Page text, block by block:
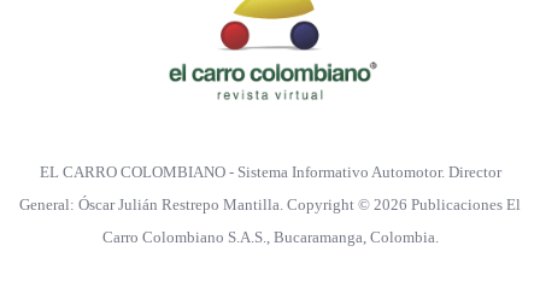
EL CARRO COLOMBIANO - Sistema Informativo Automotor. Director
General: Óscar Julián Restrepo Mantilla. Copyright © 2026 Publicaciones El
Carro Colombiano S.A.S., Bucaramanga, Colombia.